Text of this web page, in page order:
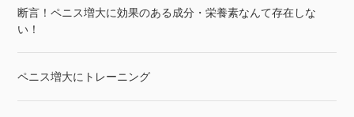
断言！ペニス増大に効果のある成分・栄養素なんて存在しな
い！
ペニス増大にトレーニング